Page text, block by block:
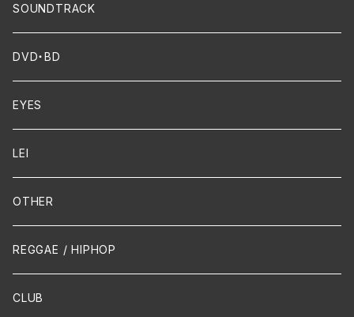
Dixie / New Orleans
FUNK
Flute
Violin
Cello
Guitar / Ukulele
Mandolin
声楽
吹奏楽
SOUNDTRACK
DVD・BD
EYES
LEI
OTHER
REGGAE / HIPHOP
CLUB